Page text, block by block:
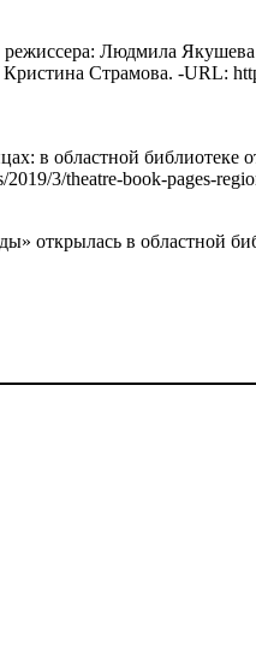
Людмила
Страмова. -URL:
в областной библиотеке
3/theatre-book-pages-
открылась в областной